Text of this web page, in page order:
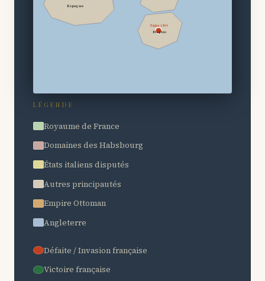
Naples 1494
Espagne
Naples
LÉGENDE
Royaume de France
Domaines des Habsbourg
États italiens disputés
Autres principautés
Empire Ottoman
Angleterre
Défaite / Invasion française
Victoire française